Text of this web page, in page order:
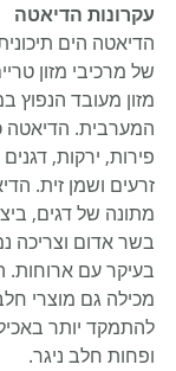
עקרונות הדיאטה
הדיאטה הים
של מרכיבי מזון
מזון מעובד הנפוץ
המערבית. הדיאטה
פירות, ירקות,
זרעים ושמן זית.
מתונה של דגים,
בשר אדום וצריכה
בעיקר עם ארוחות.
מכילה גם מוצרי
להתמקד יותר
ופחות חלב ניגר.